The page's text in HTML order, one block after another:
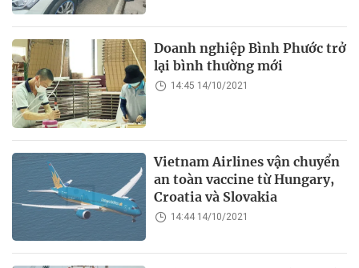
Doanh nghiệp Bình Phước trở
lại bình thường mới
14:45 14/10/2021
Vietnam Airlines vận chuyển
an toàn vaccine từ Hungary,
Croatia và Slovakia
14:44 14/10/2021